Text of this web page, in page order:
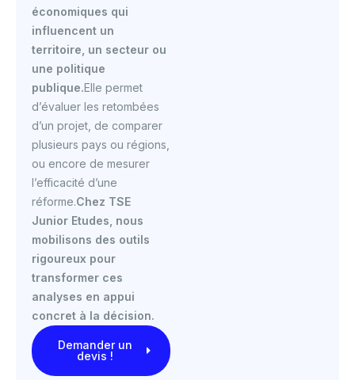
économiques qui
influencent un
territoire, un secteur ou
une politique
publique.Elle permet
d’évaluer les retombées
d’un projet, de comparer
plusieurs pays ou régions,
ou encore de mesurer
l’efficacité d’une
réforme.Chez TSE
Junior Etudes, nous
mobilisons des outils
rigoureux pour
transformer ces
analyses en appui
concret à la décision.
Demander un
devis !